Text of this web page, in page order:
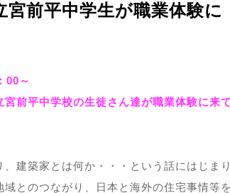
－CONCEPT
事業案内
－SERVICE
宮前平中学生が職業体験に
00～
宮前平中学校の生徒さん達が職業体験に来
、建築家とは何か・・・という話にはじまり
域とのつながり、日本と海外の住宅事情等